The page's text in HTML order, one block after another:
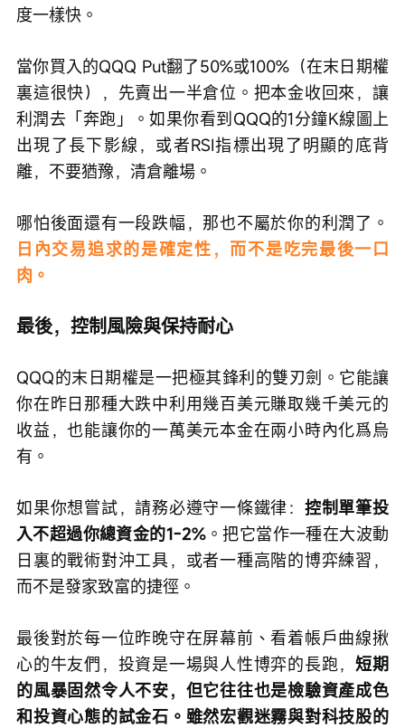
度一樣快。
當你買入的QQQ Put翻了50%或100%（在末日期權
裏這很快），先賣出一半倉位。把本金收回來，讓
利潤去「奔跑」。如果你看到QQQ的1分鐘K線圖上
出現了長下影線，或者RSI指標出現了明顯的底背
離，不要猶豫，清倉離場。
哪怕後面還有一段跌幅，那也不屬於你的利潤了。
日內交易追求的是確定性，而不是吃完最後一口
肉。
最後，控制風險與保持耐心
QQQ的末日期權是一把極其鋒利的雙刃劍。它能讓
你在昨日那種大跌中利用幾百美元賺取幾千美元的
收益，也能讓你的一萬美元本金在兩小時內化爲烏
有。
如果你想嘗試，請務必遵守一條鐵律： 控制單筆投
入不超過你總資金的1-2%。把它當作一種在大波動
日裏的戰術對沖工具，或者一種高階的博弈練習，
而不是發家致富的捷徑。
最後對於每一位昨晚守在屏幕前、看着帳戶曲線揪
心的牛友們，投資是一場與人性博弈的長跑，短期
的風暴固然令人不安，但它往往也是檢驗資產成色
和投資心態的試金石。雖然宏觀迷霧與對科技股的